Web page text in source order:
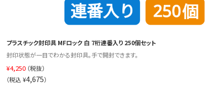
プラスチック封印具 MFロック 白 7桁連番入り 250個セット
封印状態が一目でわかる封印具。手で開封できます。
¥4,250 （税抜）
（税込 ¥4,675）